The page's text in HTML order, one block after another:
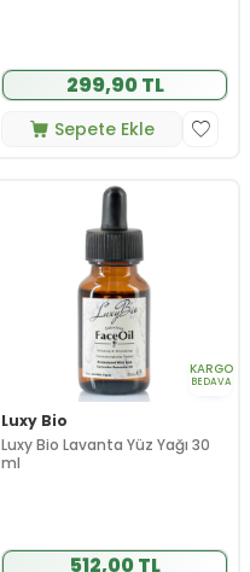
299,90 TL
Sepete Ekle
KARGO
BEDAVA
Luxy Bio
Luxy Bio Lavanta Yüz Yağı 30
ml
512,00 TL